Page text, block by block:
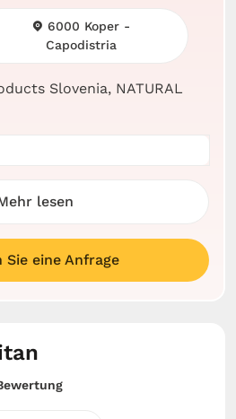
Slovenia, NATURAL
6000 Koper -
Capodistria
lesen
Sie eine Anfrage